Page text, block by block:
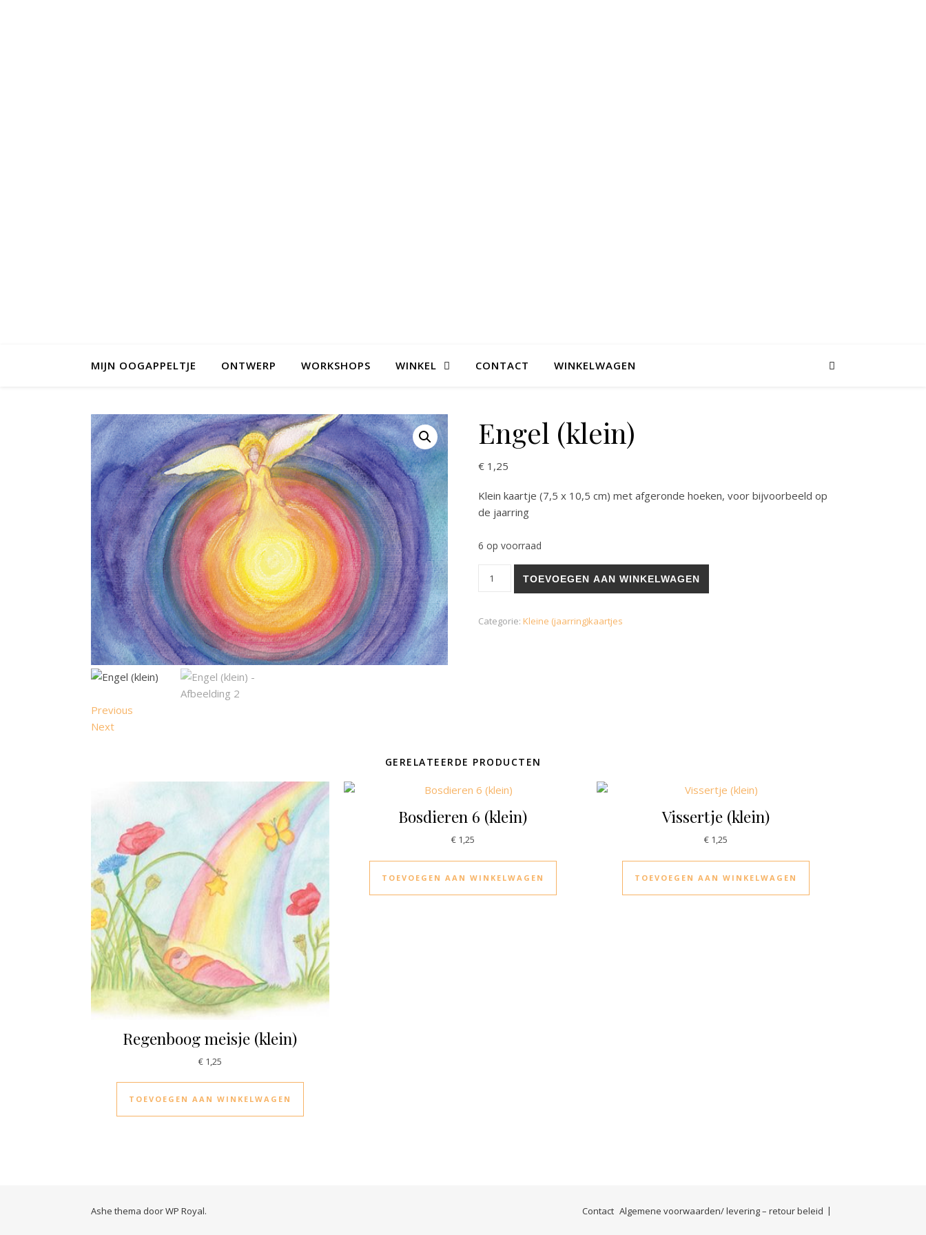
MIJN OOGAPPELTJE ONTWERP WORKSHOPS WINKEL CONTACT WINKELWAGEN
Previous
Next
Engel (klein)
€1,25
Klein kaartje (7,5 x 10,5 cm) met afgeronde hoeken, voor bijvoorbeeld op
de jaarring
6 op voorraad
Engel (klein) aantal
TOEVOEGEN AAN WINKELWAGEN
Categorie: Kleine (jaarring)kaartjes
GERELATEERDE PRODUCTEN
Regenboog meisje (klein)
€1,25
TOEVOEGEN AAN WINKELWAGEN
Bosdieren 6 (klein)
€1,25
TOEVOEGEN AAN WINKELWAGEN
Vissertje (klein)
€ 1,25
TOEVOEGEN AAN WINKELWAGEN
Contact Algemene voorwaarden/ levering – retour beleid
Ashe thema doorWP Royal.